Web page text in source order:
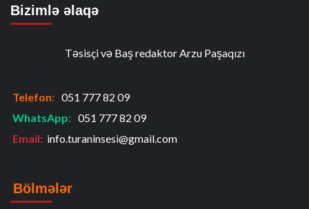
Bizimlə əlaqə
Təsisçi və Baş redaktor Arzu Paşaqızı
Telefon: 051 777 82 09
WhatsApp: 051 777 82 09
Email: info.turaninsesi@gmail.com
Bölmələr